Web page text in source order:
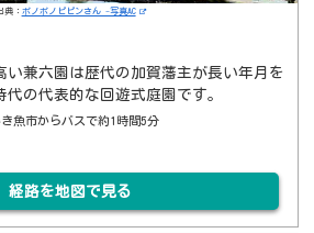
典： ポノポノピピンさん -写真AC
い兼六園は歴代の加賀藩主が長い年月を
の代表的な回遊式庭園です。
魚市からバスで約1時間5分
経路を地図で見る